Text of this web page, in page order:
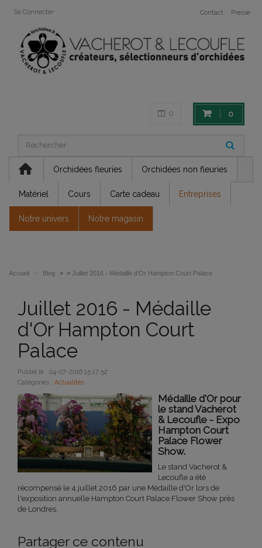
Contact Presse
Se Connecter
0
0
Orchidées fleuries Orchidées non fleuries
Matériel Cours Carte cadeau Entreprises
Notre univers Notre magasin
Accueil Blog > > Juillet 2016 - Médaille d'Or Hampton Court Palace
Juillet 2016 - Médaille
d'Or Hampton Court
Palace
Publié le : 04-07-2016 15:17:52
Catégories : Actualités
Médaille d'Or pour
le stand Vacherot
& Lecoufle - Expo
Hampton Court
Palace Flower
Show.
Le stand Vacherot &
Lecoufle a été
récompensé le 4 juillet 2016 par une Médaille d'Or lors de
l'exposition annuelle Hampton Court Palace Flower Show près
de Londres.
Partager ce contenu